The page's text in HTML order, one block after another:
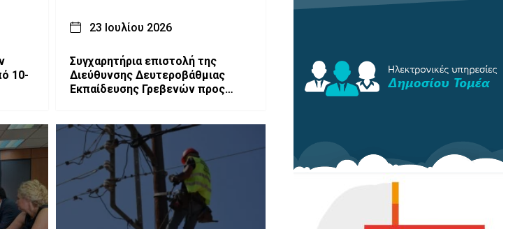
23 Ιουλίου 2026
Συγχαρητήρια επιστολή της
Διεύθυνσης Δευτεροβάθμιας
Εκπαίδευσης Γρεβενών προς
2026